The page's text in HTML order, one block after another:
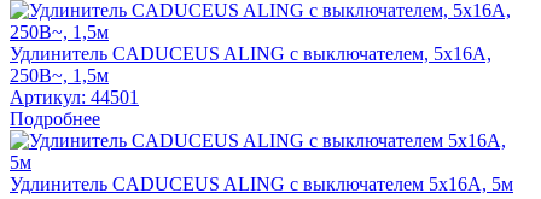
Удлинитель CADUCEUS ALING с выключателем, 5х16А,
250В~, 1,5м
Артикул: 44501
Подробнее
Удлинитель CADUCEUS ALING с выключателем 5х16А, 5м